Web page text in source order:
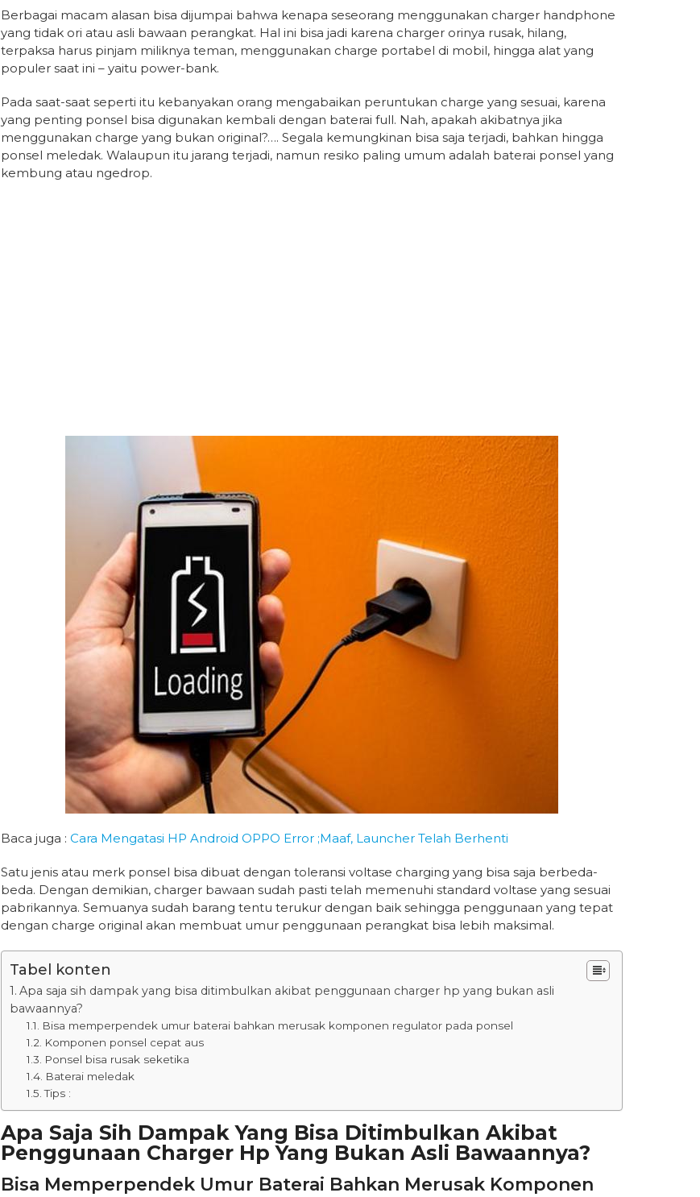
Berbagai macam alasan bisa dijumpai bahwa kenapa seseorang menggunakan charger handphone
yang tidak ori atau asli bawaan perangkat. Hal ini bisa jadi karena charger orinya rusak, hilang,
terpaksa harus pinjam miliknya teman, menggunakan charge portabel di mobil, hingga alat yang
populer saat ini – yaitu power-bank.
Pada saat-saat seperti itu kebanyakan orang mengabaikan peruntukan charge yang sesuai, karena
yang penting ponsel bisa digunakan kembali dengan baterai full. Nah, apakah akibatnya jika
menggunakan charge yang bukan original?…. Segala kemungkinan bisa saja terjadi, bahkan hingga
ponsel meledak. Walaupun itu jarang terjadi, namun resiko paling umum adalah baterai ponsel yang
kembung atau ngedrop.
Baca juga : Cara Mengatasi HP Android OPPO Error ;Maaf, Launcher Telah Berhenti
Satu jenis atau merk ponsel bisa dibuat dengan toleransi voltase charging yang bisa saja berbeda-
beda. Dengan demikian, charger bawaan sudah pasti telah memenuhi standard voltase yang sesuai
pabrikannya. Semuanya sudah barang tentu terukur dengan baik sehingga penggunaan yang tepat
dengan charge original akan membuat umur penggunaan perangkat bisa lebih maksimal.
Tabel konten
Apa saja sih dampak yang bisa ditimbulkan akibat penggunaan charger hp yang bukan asli
bawaannya?
Bisa memperpendek umur baterai bahkan merusak komponen regulator pada ponsel
Komponen ponsel cepat aus
Ponsel bisa rusak seketika
Baterai meledak
Tips :
Apa Saja Sih Dampak Yang Bisa Ditimbulkan Akibat
Penggunaan Charger Hp Yang Bukan Asli Bawaannya?
Bisa Memperpendek Umur Baterai Bahkan Merusak Komponen